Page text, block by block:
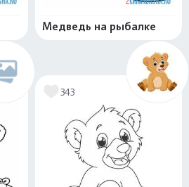
Медведь на рыбалке
343